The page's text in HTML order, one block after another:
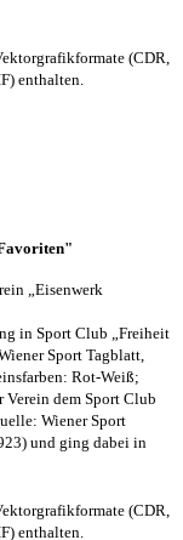
(CDR,
enthalten.
„Eisenwerk
in Sport Club „Freiheit
Sport Tagblatt,
Rot-Weiß;
Verein dem Sport Club
Wiener Sport
und ging dabei in
(CDR,
enthalten.